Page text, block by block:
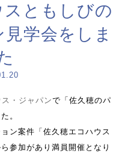
ともしびの
学会をしま
・ジャパンで「佐久穂のパ
。
ン案件「佐久穂エコハウス
参加があり満員開催となり